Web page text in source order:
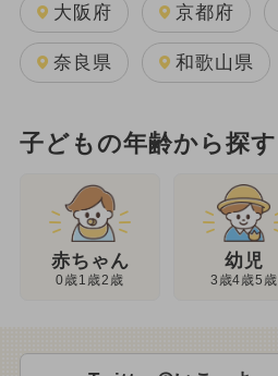
大阪府 京都府
奈良県 和歌山県
子どもの年齢から探す
赤ちゃん
0歳1歳2歳
幼児
3歳4歳5歳